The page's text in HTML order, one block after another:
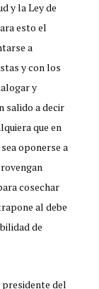
y la Ley de
esto el
a
y con los
y
salido a decir
que en
oponerse a
cosechar
al debe
de
del